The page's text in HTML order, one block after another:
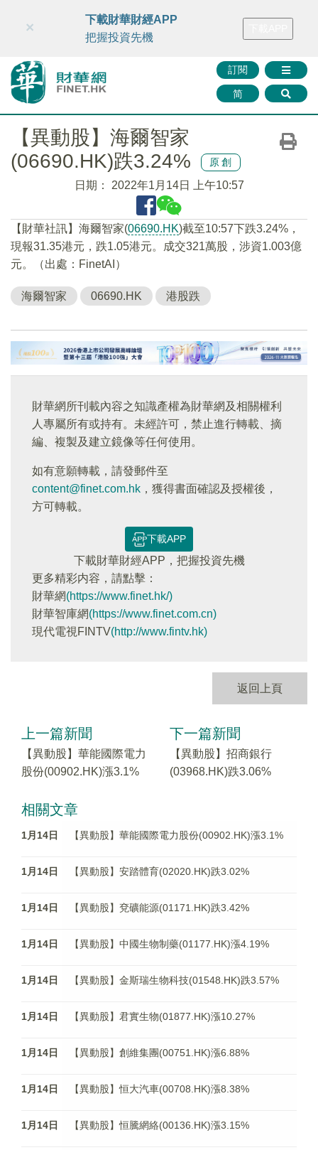
財華智庫網 FINTV FINMETA 財華證券 媒體矩陣
訂閱
简
×
下載財華財經APP
把握投資先機
【異動股】海爾智家
(06690.HK)跌3.24%
原創
日期： 2022年1月14日 上午10:57
【財華社訊】海爾智家(06690.HK)截至10:57下跌3.24%，
現報31.35港元，跌1.05港元。成交321萬股，涉資1.003億
元。（出處：FinetAI）
海爾智家 06690.HK 港股跌
財華網所刊載內容之知識產權為財華網及相關權利
人專屬所有或持有。未經許可，禁止進行轉載、摘
編、複製及建立鏡像等任何使用。
如有意願轉載，請發郵件至
content@finet.com.hk ，獲得書面確認及授權後，
方可轉載。
下載APP
下載財華財經APP，把握投資先機
更多精彩内容，請點擊：
財華網(https://www.finet.hk/)
財華智庫網(https://www.finet.com.cn)
現代電視FINTV(http://www.fintv.hk)
返回上頁
上一篇新聞
【異動股】華能國際電力
股份(00902.HK)漲3.1%
下一篇新聞
【異動股】招商銀行
(03968.HK)跌3.06%
相關文章
1月14日 【異動股】華能國際電力股份(00902.HK)漲3.1%
1月14日 【異動股】安踏體育(02020.HK)跌3.02%
1月14日 【異動股】兗礦能源(01171.HK)跌3.42%
1月14日 【異動股】中國生物制藥(01177.HK)漲4.19%
1月14日 【異動股】金斯瑞生物科技(01548.HK)跌3.57%
1月14日 【異動股】君實生物(01877.HK)漲10.27%
1月14日 【異動股】創維集團(00751.HK)漲6.88%
1月14日 【異動股】恒大汽車(00708.HK)漲8.38%
1月14日 【異動股】恒騰網絡(00136.HK)漲3.15%